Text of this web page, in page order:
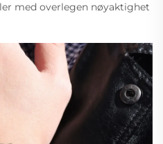
med overlegen nøyaktighet